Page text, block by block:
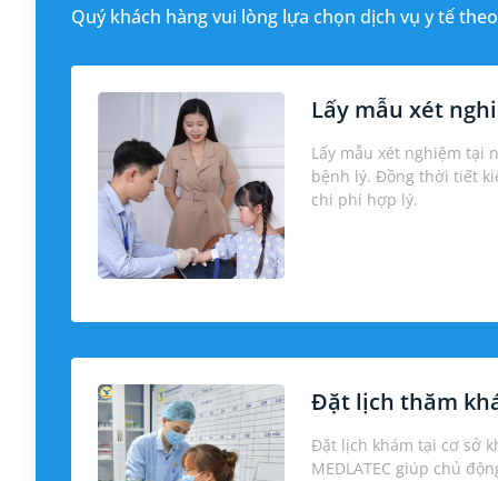
Quý khách hàng vui lòng lựa chọn dịch vụ y tế
Lấy mẫu xét
Lấy mẫu xét nghiệm tại
bệnh lý. Đồng thời tiết
chi phí hợp lý.
Đặt lịch thăm
Đặt lịch khám tại cơ sở
MEDLATEC giúp chủ